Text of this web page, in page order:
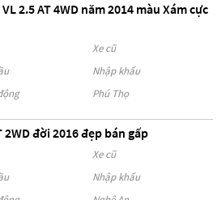
2.5 AT 4WD năm 2014 màu Xám cực
Xe cũ
Nhập khẩu
Phú Thọ
2WD đời 2016 đẹp bán gấp
Xe cũ
Nhập khẩu